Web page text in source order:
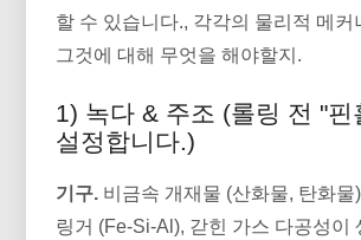
할 수 있습니다., 각각의 물리적 메커
그것에 대해 무엇을 해야할지.
1) 녹다 & 주조 (롤링 전 "핀
설정합니다.)
기구. 비금속 개재물 (산화물, 탄화물
링거 (Fe-Si-Al), 갇힌 가스 다공성이